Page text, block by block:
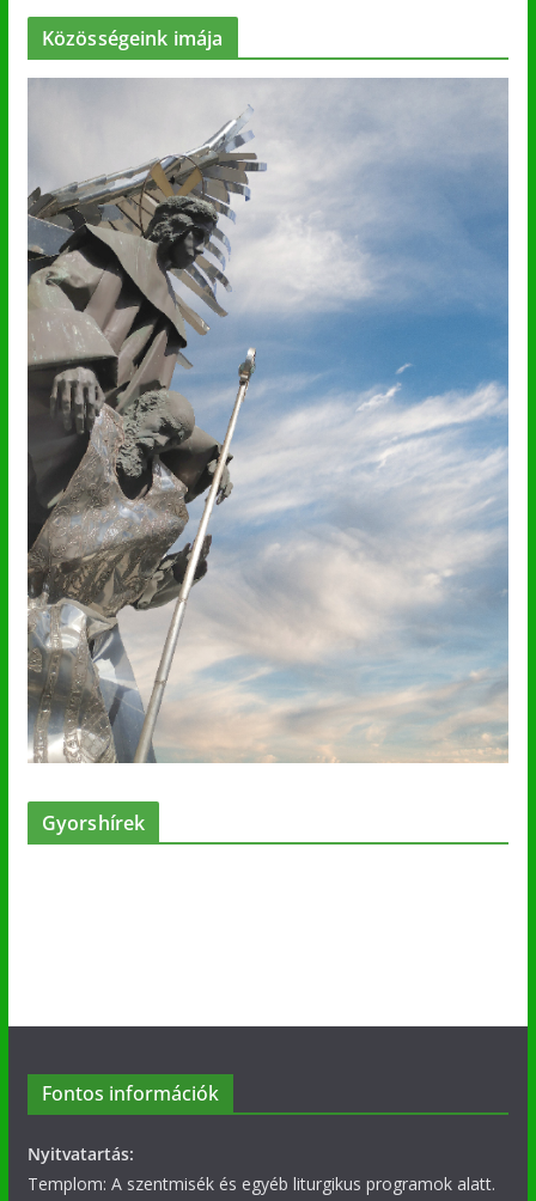
Közösségeink imája
Gyorshírek
Fontos információk
Nyitvatartás:
Templom: A szentmisék és egyéb liturgikus programok alatt.